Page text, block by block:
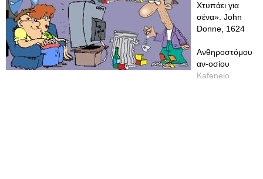
Χτυπάει για
σένα». John
Donne, 1624
Ανθηροστόμου
αν-οσίου
Kafeneio